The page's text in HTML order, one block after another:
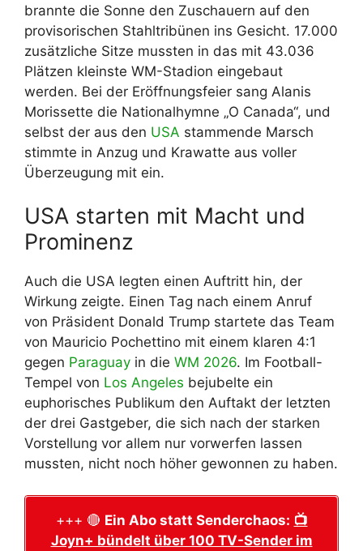
brannte die Sonne den Zuschauern auf den
provisorischen Stahltribünen ins Gesicht. 17.000
zusätzliche Sitze mussten in das mit 43.036
Plätzen kleinste WM-Stadion eingebaut
werden. Bei der Eröffnungsfeier sang Alanis
Morissette die Nationalhymne „O Canada“, und
selbst der aus den USA stammende Marsch
stimmte in Anzug und Krawatte aus voller
Überzeugung mit ein.
USA starten mit Macht und
Prominenz
Auch die USA legten einen Auftritt hin, der
Wirkung zeigte. Einen Tag nach einem Anruf
von Präsident Donald Trump startete das Team
von Mauricio Pochettino mit einem klaren 4:1
gegen Paraguay in die WM 2026. Im Football-
Tempel von Los Angeles bejubelte ein
euphorisches Publikum den Auftakt der letzten
der drei Gastgeber, die sich nach der starken
Vorstellung vor allem nur vorwerfen lassen
mussten, nicht noch höher gewonnen zu haben.
+++ 🔴 Ein Abo statt Senderchaos: 📺
Joyn+ bündelt über 100 TV-Sender im